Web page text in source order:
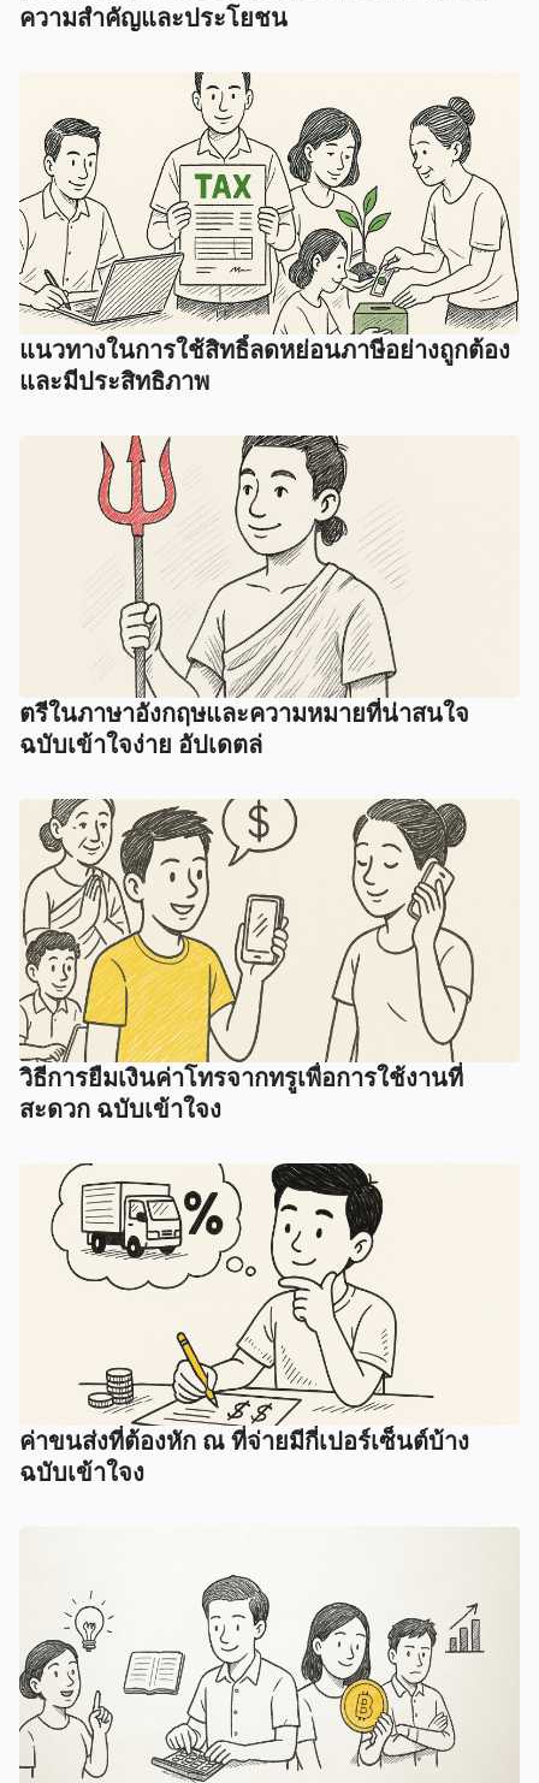
ความสำคัญและประโยชน
แนวทางในการใช้สิทธิ์ลดหย่อนภาษีอย่างถูกต้อง
และมีประสิทธิภาพ
ตรีในภาษาอังกฤษและความหมายที่น่าสนใจ
ฉบับเข้าใจง่าย อัปเดตล่
วิธีการยืมเงินค่าโทรจากทรูเพื่อการใช้งานที่
สะดวก ฉบับเข้าใจง
ค่าขนส่งที่ต้องหัก ณ ที่จ่ายมีกี่เปอร์เซ็นต์บ้าง
ฉบับเข้าใจง